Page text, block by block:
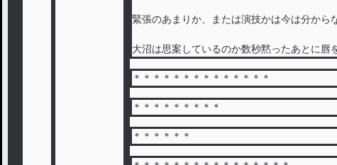
緊張のあまりか、または演技かは今は分から
大沼は思案しているのか数秒黙ったあとに唇
＊＊＊＊＊＊＊＊＊＊＊＊＊＊
＊＊＊＊＊＊＊＊＊
＊＊＊＊＊＊